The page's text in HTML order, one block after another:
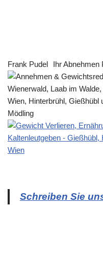
Frank Pudel Ihr Abnehmen
Schreiben Sie